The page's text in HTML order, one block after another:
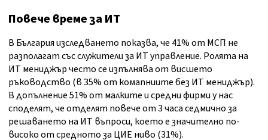
Повече време за ИТ
В България изследването показва, че 41% от МСП не
разполагат със служители за ИТ управление. Ролята на
ИТ мениджър често се изпълнява от висшето
ръководство (в 35% от комапниите без ИТ мениджър).
В допълнение 51% от малките и средни фирми у нас
споделят, че отделят повече от 3 часа седмично за
решаването на ИТ въпроси, което е значително по-
високо от средното за ЦИЕ ниво (31%).